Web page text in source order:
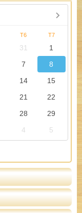
T6 T7
31
1
7
8
14
15
21
22
28
29
4 5